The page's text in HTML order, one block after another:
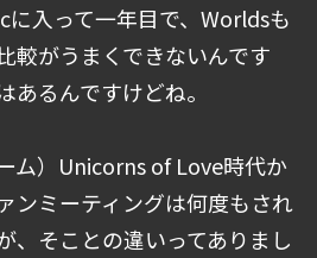
入って一年目で、Worldsも
較がうまくできないんです
るんですけどね。
ーム）Unicorns of Love時代か
ンミーティングは何度もされ
、そことの違いってありまし